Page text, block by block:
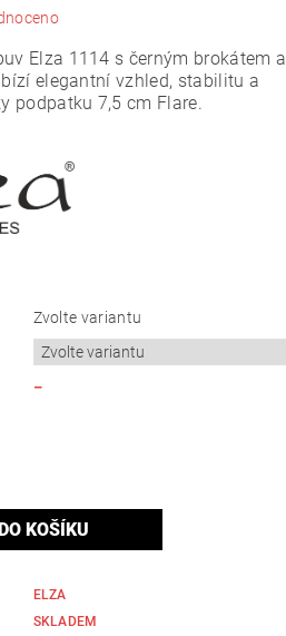
Elza 1114 s černým brokátem a
elegantní vzhled, stabilitu a
podpatku 7,5 cm Flare.
Zvolte variantu
–
ELZA
SKLADEM